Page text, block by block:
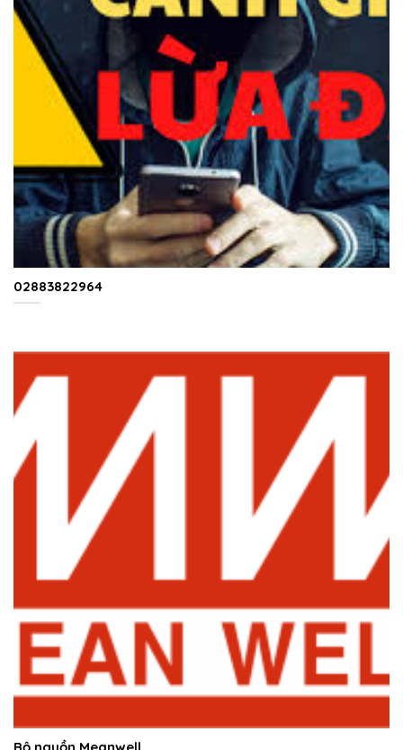
02883822964